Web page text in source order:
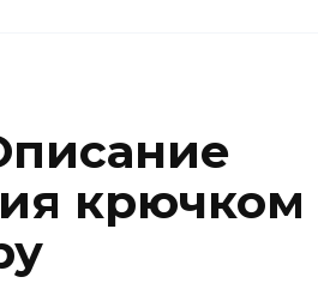
крючком